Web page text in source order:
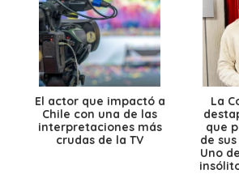
El actor que impactó a
Chile con una de las
interpretaciones más
crudas de la TV
La
que
de
Uno